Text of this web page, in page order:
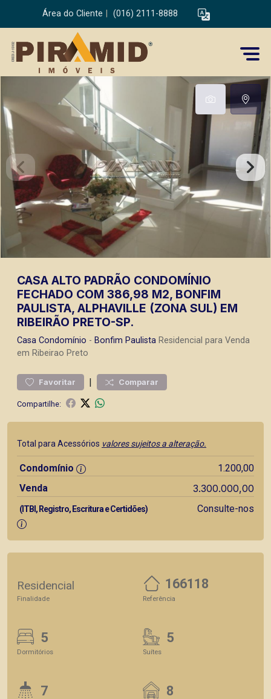
Área do Cliente (016) 2111-8888
CASA ALTO PADRÃO CONDOMÍNIO
FECHADO COM 386,98 M2, BONFIM
PAULISTA, ALPHAVILLE (ZONA SUL) EM
RIBEIRÃO PRETO-SP.
Casa Condomínio - Bonfim Paulista Residencial para Venda
em Ribeirao Preto
Favoritar | Comparar
Compartilhe:
Total para Acessórios valores sujeitos a alteração.
Condomínio
1.200,00
Venda
3.300.000,00
(ITBI, Registro, Escritura e Certidões) Consulte-nos
Residencial
Finalidade
166118
Referência
5
Dormitórios
5
Suítes
7 8